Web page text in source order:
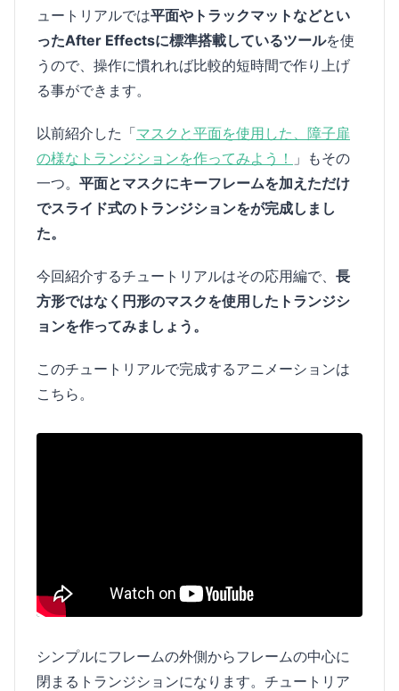
ュートリアルでは平面やトラックマットなどとい
ったAfter Effectsに標準搭載しているツールを使
うので、操作に慣れれば比較的短時間で作り上げ
る事ができます。
以前紹介した「マスクと平面を使用した、障子扉
の様なトランジションを作ってみよう！
」もその
一つ。 平面とマスクにキーフレームを加えただけ
でスライド式のトランジションをが完成しまし
た。
今回紹介するチュートリアルはその応用編で、 長
方形ではなく円形のマスクを使用したトランジシ
ョンを作ってみましょう。
このチュートリアルで完成するアニメーションは
こちら。
シンプルにフレームの外側からフレームの中心に
閉まるトランジションになります。チュートリア